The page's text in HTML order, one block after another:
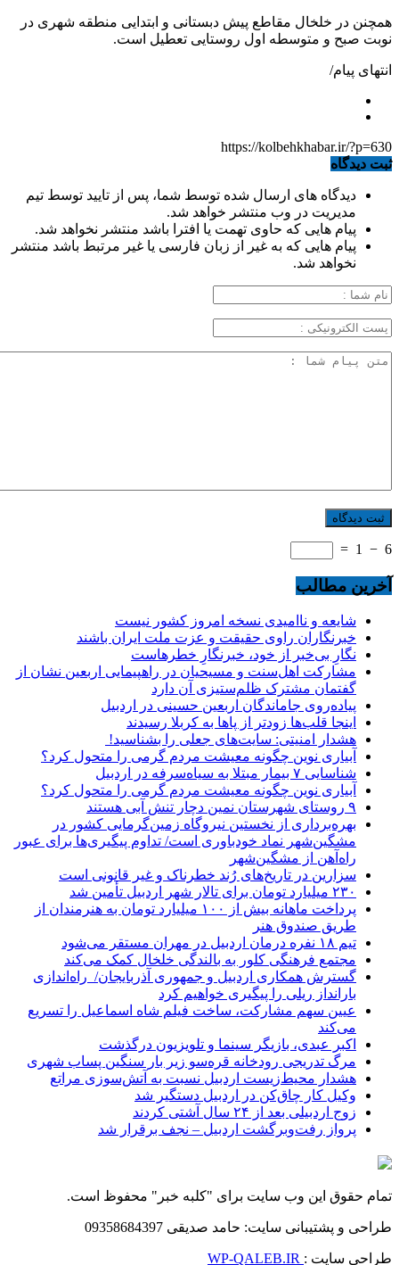
همچنن در خلخال مقاطع پیش دبستانی و ابتدایی منطقه شهری در
نوبت صبح و متوسطه اول روستایی تعطیل است.
انتهای پیام/
https://kolbehkhabar.ir/?p=630
ثبت دیدگاه
دیدگاه های ارسال شده توسط شما، پس از تایید توسط تیم
مدیریت در وب منتشر خواهد شد.
پیام هایی که حاوی تهمت یا افترا باشد منتشر نخواهد شد.
پیام هایی که به غیر از زبان فارسی یا غیر مرتبط باشد منتشر
نخواهد شد.
6
−
1
=
آخرین مطالب
شایعه و ناامیدی نسخه امروز کشور نیست
خبرنگاران راوی حقیقت و عزت ملت ایران باشند
نگارِ بی‌خبر از خود، خبرنگارِ خطرهاست
مشارکت اهل‌سنت و مسیحیان در راهپیمایی اربعین نشان از
گفتمان مشترک ظلم‌ستیزی آن دارد
پیاده‌روی جاماندگان اربعین حسینی در اردبیل
اینجا قلب‌ها زودتر از پاها به کربلا رسیدند
هشدار امنیتی: سایت‌های جعلی را بشناسید!
آبیاری نوین چگونه معیشت مردم گرمی را متحول کرد؟
شناسایی ۷ بیمار مبتلا به سیاه‌سرفه در اردبیل
آبیاری نوین چگونه معیشت مردم گرمی را متحول کرد؟
۹ روستای شهرستان نمین دچار تنش آبی هستند
بهره‌برداری از نخستین نیروگاه زمین‌گرمایی کشور در
مشگین‌شهر نماد خودباوری است/ تداوم پیگیری‌ها برای عبور
راه‌آهن از مشگین‌شهر
سزارین در تاریخ‌های رُند خطرناک و غیر قانونی است
۲۳۰ میلیارد تومان برای تالار شهر اردبیل تأمین شد
پرداخت ماهانه بیش از ۱۰۰ میلیارد تومان به هنرمندان از
طریق صندوق هنر
تیم ۱۸ نفره درمان اردبیل در مهران مستقر می‌شود
مجتمع فرهنگی کلور به بالندگی خلخال کمک می‌کند
گسترش همکاری اردبیل و جمهوری آذربایجان/ راه‌اندازی
بارانداز ریلی را پیگیری خواهیم کرد
عیین سهم مشارکت، ساخت فیلم شاه‌ اسماعیل را تسریع
می‌کند
اکبر عبدی، بازیگر سینما و تلویزیون درگذشت
مرگ تدریجی رودخانه قره‌سو زیر بار سنگین پساب شهری
هشدار محیط‌زیست اردبیل نسبت به آتش‌سوزی مراتع
وکیل کار چاق‌کن در اردبیل دستگیر شد
زوج اردبیلی بعد از ۲۴ سال آشتی کردند
پرواز رفت‌وبرگشت اردبیل – نجف برقرار شد
تمام حقوق این وب سایت برای "کلبه خبر" محفوظ است.
طراحی و پشتیبانی سایت: حامد صدیقی 09358684397
طراحی سایت :